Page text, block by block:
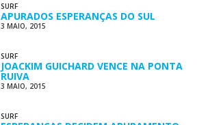
SURF
APURADOS ESPERANÇAS DO SUL
3 MAIO, 2015
SURF
JOACKIM GUICHARD VENCE NA PONTA
RUIVA
3 MAIO, 2015
SURF